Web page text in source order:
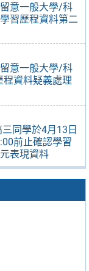
意一般大學/科
習歷程資料第二
意一般大學/科
資料疑義處理
同學於4月13日
前止確認學習
表現資料